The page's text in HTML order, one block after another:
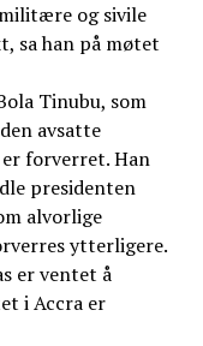
og sivile
sa han på møtet
Tinubu, som
avsatte
forverret. Han
presidenten
alvorlige
ytterligere.
er ventet å
i Accra er